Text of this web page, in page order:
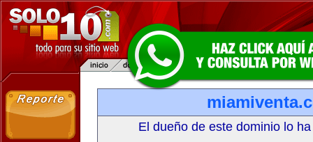
El dueño de este dominio lo